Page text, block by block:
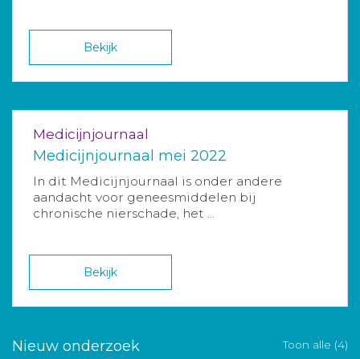
Bekijk
Medicijnjournaal
Medicijnjournaal mei 2022
In dit Medicijnjournaal is onder andere
aandacht voor geneesmiddelen bij
chronische nierschade, het ...
Bekijk
Nieuw onderzoek Toon alle (4)